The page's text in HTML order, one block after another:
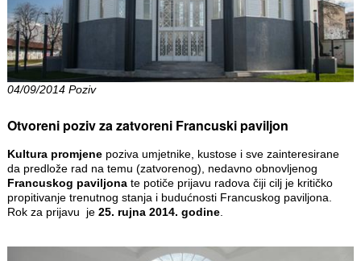
04/09/2014 Poziv
Otvoreni poziv za zatvoreni Francuski paviljon
Kultura promjenepoziva umjetnike, kustose i sve zainteresirane
da predlože rad na temu (zatvorenog), nedavno obnovljenog
Francuskog paviljonate potiče prijavu radova čiji cilj je kritičko
propitivanje trenutnog stanja i budućnosti Francuskog paviljona.
Rok za prijavu je 25. rujna 2014. godine.